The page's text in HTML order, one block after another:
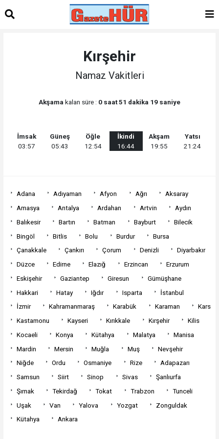
Kırşehir
Namaz Vakitleri
Akşama kalan süre : 0 saat 51 dakika 19 saniye
İmsak
03:57
Güneş
05:43
Öğle
12:54
İkindi
16:44
Akşam
19:55
Yatsı
21:24
Adana Adıyaman Afyon Ağrı
Aksaray
Amasya
Antalya Ardahan Artvin
Aydın
Balıkesir
Bartın Batman Bayburt
Bilecik
Bingöl
Bitlis Bolu Burdur
Bursa
Çanakkale
Çankırı Çorum Denizli
Diyarbakır
Düzce
Edirne Elazığ Erzincan
Erzurum
Eskişehir
Gaziantep Giresun
Gümüşhane
Hakkari
Hatay Iğdır Isparta
İstanbul
İzmir
Kahramanmaraş Karabük Karaman
Kars
Kastamonu
Kayseri Kırıkkale Kırşehir
Kilis
Kocaeli
Konya Kütahya Malatya
Manisa
Mardin
Mersin Muğla Muş
Nevşehir
Niğde
Ordu Osmaniye Rize
Adapazarı
Samsun
Siirt Sinop Sivas
Şanlıurfa
Şırnak
Tekirdağ Tokat Trabzon
Tunceli
Uşak
Van Yalova Yozgat
Zonguldak
Kütahya
Ankara